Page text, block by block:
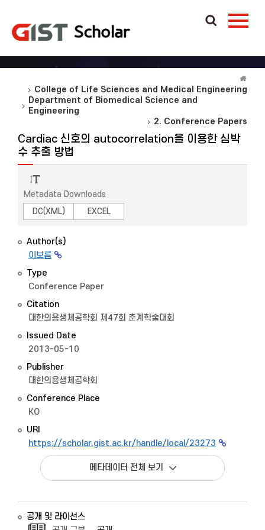
College of Life Sciences and Medical Engineering
Department of Biomedical Science and
Engineering
2. Conference Papers
Cardiac 신호의 autocorrelation을 이용한 심박
수 추출 방법
Metadata Downloads
DC(XML)
EXCEL
Author(s)
이보름
Type
Conference Paper
Citation
대한의용생체공학회 제47회 춘계학술대회
Issued Date
2013-05-10
Publisher
대한의용생체공학회
Conference Place
KO
URI
https://scholar.gist.ac.kr/handle/local/23273
메타데이터 전체 보기
공개 및 라이선스